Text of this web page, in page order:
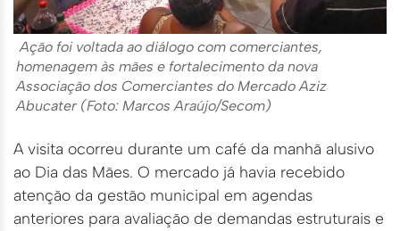
Ação foi voltada ao diálogo com comerciantes,
homenagem às mães e fortalecimento da nova
Associação dos Comerciantes do Mercado Aziz
Abucater (Foto: Marcos Araújo/Secom)
A visita ocorreu durante um café da manhã alusivo
ao Dia das Mães. O mercado já havia recebido
atenção da gestão municipal em agendas
anteriores para avaliação de demandas estruturais e